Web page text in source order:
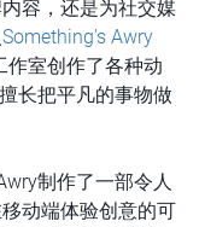
容，还是为社交媒
Something's Awry
作室创作了各种动
长把平凡的事物做
制作了一部令人
动端体验创意的可